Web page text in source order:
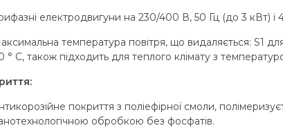
електродвигуни на 230/400 В, 50 Гц (до 3 кВт)
температура повітря, що видаляється: S1
° C, також підходить для теплого клімату з
покриття з поліефірної смоли,
обробкою без фосфатів.